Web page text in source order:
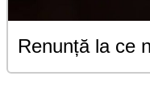
Renunță la ce